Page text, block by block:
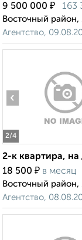
9 500 000 ₽ 163
Восточный район,
Агентство,
2/4
‹
2-к квартира,
18 500 ₽ в месяц
Восточный
Агентство,